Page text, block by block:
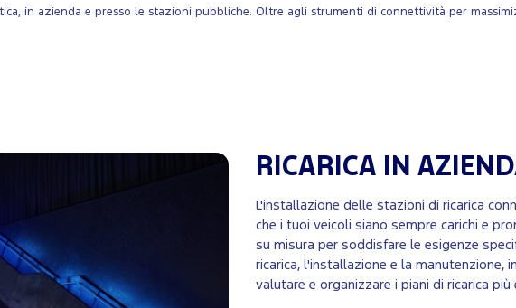
in azienda e presso le stazioni pubbliche. Oltre agli strumenti di connettività per
RICARICA IN
L'installazione delle stazioni di ricarica
che i tuoi veicoli siano sempre carichi e
su misura per soddisfare le esigenze
ricarica, l'installazione e la manutenzione,
valutare e organizzare i piani di ricarica